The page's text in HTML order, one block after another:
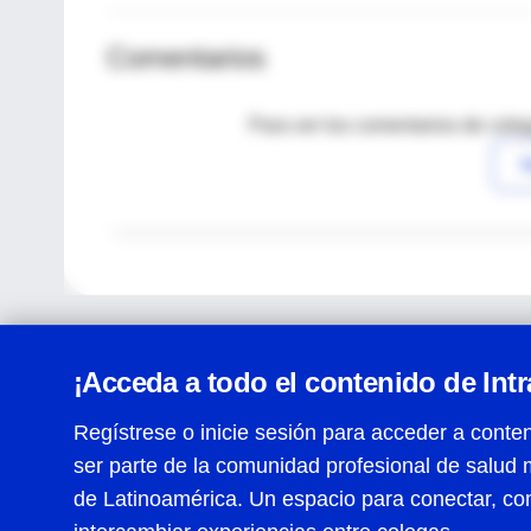
Comentarios
Para ver los comentarios de
¡Acceda a todo el contenido de
Regístrese o inicie sesión para acceder a
ser parte de la comunidad profesional de salud
de Latinoamérica. Un espacio para conectar,
Centro de Ayuda
Términos y condiciones| Políticas de privacidad